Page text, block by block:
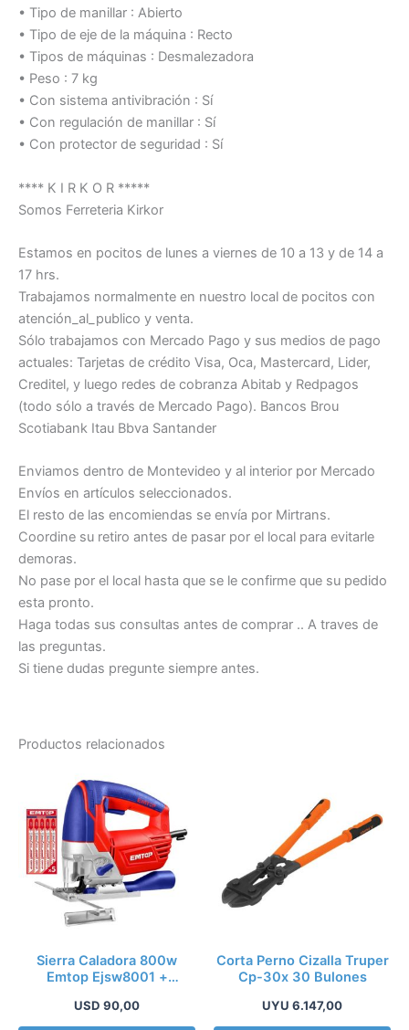
• Tipo de manillar : Abierto
• Tipo de eje de la máquina : Recto
• Tipos de máquinas : Desmalezadora
• Peso : 7 kg
• Con sistema antivibración : Sí
• Con regulación de manillar : Sí
• Con protector de seguridad : Sí
**** K I R K O R *****
Somos Ferreteria Kirkor
Estamos en pocitos de lunes a viernes de 10 a 13 y de 14 a
17 hrs.
Trabajamos normalmente en nuestro local de pocitos con
atención_al_publico y venta.
Sólo trabajamos con Mercado Pago y sus medios de pago
actuales: Tarjetas de crédito Visa, Oca, Mastercard, Lider,
Creditel, y luego redes de cobranza Abitab y Redpagos
(todo sólo a través de Mercado Pago). Bancos Brou
Scotiabank Itau Bbva Santander
Enviamos dentro de Montevideo y al interior por Mercado
Envíos en artículos seleccionados.
El resto de las encomiendas se envía por Mirtrans.
Coordine su retiro antes de pasar por el local para evitarle
demoras.
No pase por el local hasta que se le confirme que su pedido
esta pronto.
Haga todas sus consultas antes de comprar .. A traves de
las preguntas.
Si tiene dudas pregunte siempre antes.
Productos relacionados
Sierra Caladora 800w
Emtop Ejsw8001 +
USD 90,00
Corta Perno Cizalla Truper
Cp-30x 30 Bulones
UYU 6.147,00